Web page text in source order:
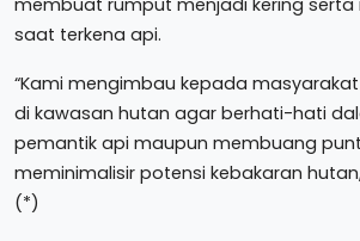
membuat rumput menjadi kering
saat terkena api.
“Kami mengimbau kepada
di kawasan hutan agar berhati-hati
pemantik api maupun membuang
meminimalisir potensi kebakaran
(*)